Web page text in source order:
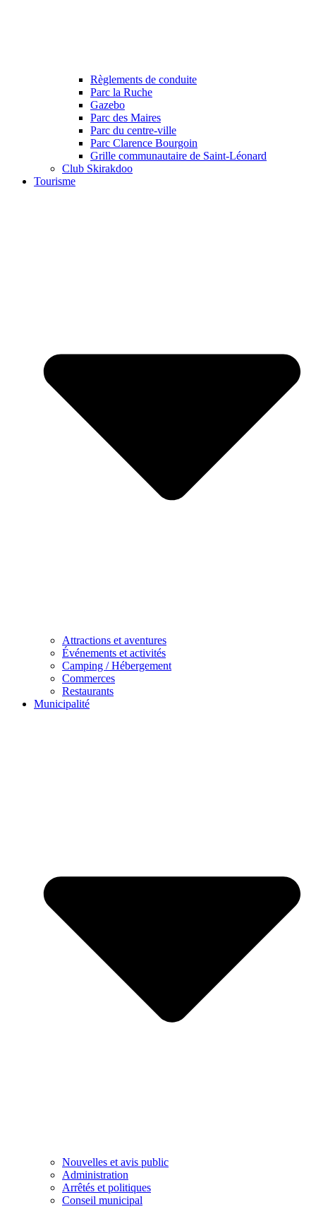
Règlements de conduite
Parc la Ruche
Gazebo
Parc des Maires
Parc du centre-ville
Parc Clarence Bourgoin
Grille communautaire de Saint-Léonard
Club Skirakdoo
Tourisme
Attractions et aventures
Événements et activités
Camping / Hébergement
Commerces
Restaurants
Municipalité
Nouvelles et avis public
Administration
Arrêtés et politiques
Conseil municipal